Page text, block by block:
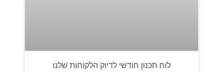
לוח תכנון חודשי לדיוק הלקוחות שלנו